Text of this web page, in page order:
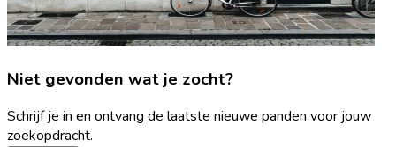
Niet gevonden wat je zocht?
Schrijf je in en ontvang de laatste nieuwe panden voor jouw
zoekopdracht.